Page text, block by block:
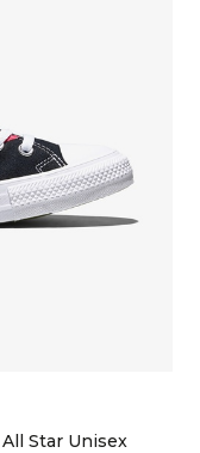
Star Unisex